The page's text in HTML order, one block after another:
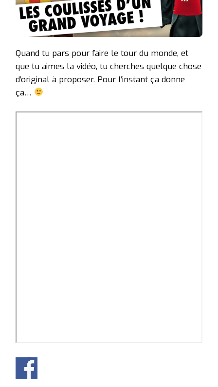
Quand tu pars pour faire le tour du monde, et
que tu aimes la vidéo, tu cherches quelque chose
d’original à proposer. Pour l’instant ça donne
ça…